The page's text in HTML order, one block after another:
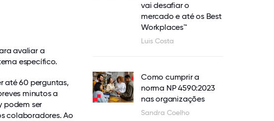
avaliar a
específico.
até 60 perguntas,
minutos a
podem ser
colaboradores. Ao
vai desafiar o
mercado e até os Best
Workplaces™
Luis Costa
Como cumprir a
norma NP 4590:2023
nas organizações
Sandra Coelho